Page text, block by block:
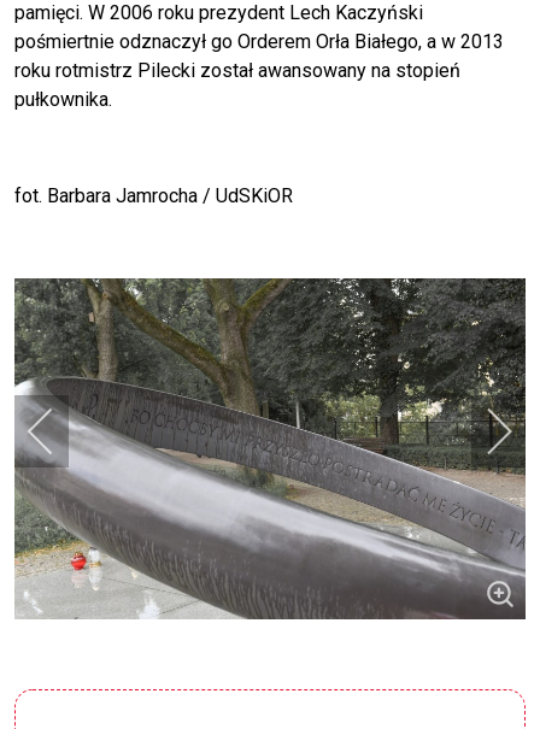
pamięci. W 2006 roku prezydent Lech Kaczyński
pośmiertnie odznaczył go Orderem Orła Białego, a w 2013
roku rotmistrz Pilecki został awansowany na stopień
pułkownika.
fot. Barbara Jamrocha / UdSKiOR